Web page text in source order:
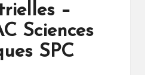
–
Sciences
SPC